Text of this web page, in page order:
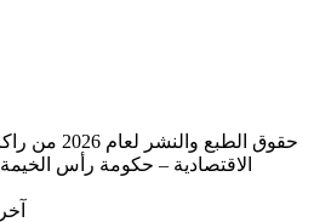
حقوق الطبع
الاقتصادية – حكومة رأس الخيمة
آخر